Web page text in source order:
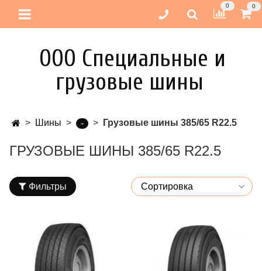
0 0
ООО Специальные и
грузовые шины
Шины - Грузовые шины 385/65 R22.5
ГРУЗОВЫЕ ШИНЫ 385/65 R22.5
Фильтры